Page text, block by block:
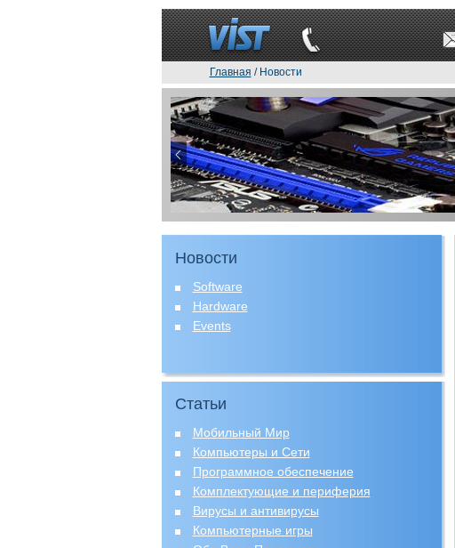
Главная / Новости
Новости
Software
Hardware
Events
Статьи
Мобильный Мир
Компьютеры и Сети
Программное обеспечение
Комплектующие и периферия
Вирусы и антивирусы
Компьютерные игры